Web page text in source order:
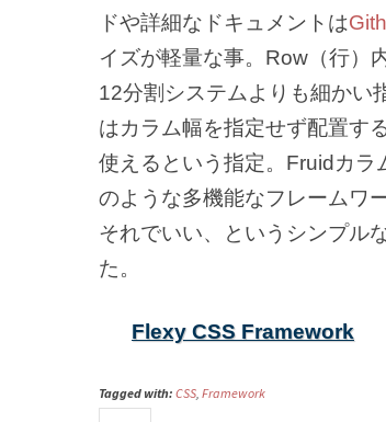
ドや詳細なドキュメントは
イズが軽量な事。Row（行）
12分割システムよりも細かい
はカラム幅を指定せず配置す
使えるという指定。Fruidカ
のような多機能なフレームワ
それでいい、というシンプル
た。
Flexy CSS Framework
Tagged with: CSS, Framework